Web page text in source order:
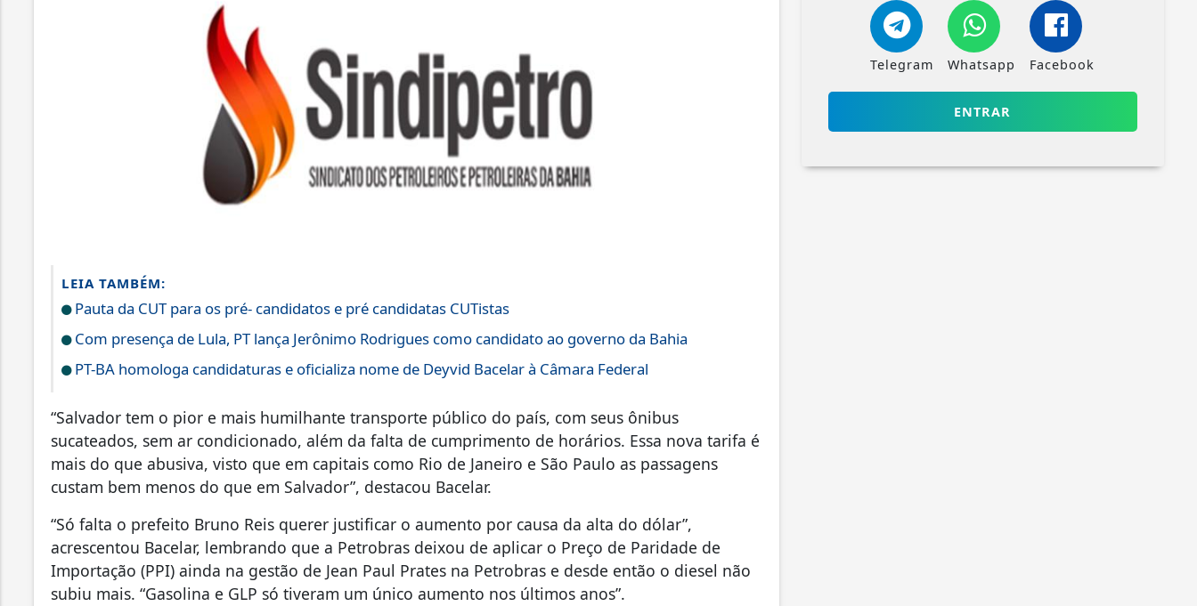
LEIA TAMBÉM:
Pauta da CUT para os pré- candidatos e pré candidatas CUTistas
Com presença de Lula, PT lança Jerônimo Rodrigues como candidato ao governo da Bahia
PT-BA homologa candidaturas e oficializa nome de Deyvid Bacelar à Câmara Federal
“Salvador tem o pior e mais humilhante transporte público do país, com seus ônibus
sucateados, sem ar condicionado, além da falta de cumprimento de horários. Essa nova tarifa é
mais do que abusiva, visto que em capitais como Rio de Janeiro e São Paulo as passagens
custam bem menos do que em Salvador”, destacou Bacelar.
“Só falta o prefeito Bruno Reis querer justificar o aumento por causa da alta do dólar”,
acrescentou Bacelar, lembrando que a Petrobras deixou de aplicar o Preço de Paridade de
Importação (PPI) ainda na gestão de Jean Paul Prates na Petrobras e desde então o diesel não
subiu mais. “Gasolina e GLP só tiveram um único aumento nos últimos anos”.
Telegram Whatsapp Facebook
ENTRAR